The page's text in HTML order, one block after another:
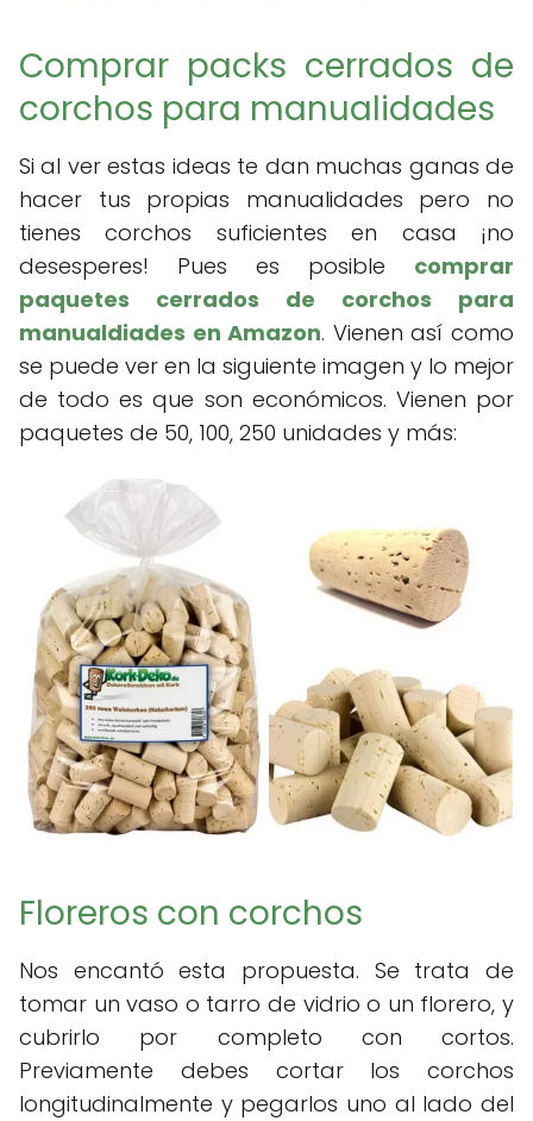
Comprar packs cerrados de
corchos para manualidades
Si al ver estas ideas te dan muchas ganas de
hacer tus propias manualidades pero no
tienes corchos suficientes en casa ¡no
desesperes! Pues es posible comprar
paquetes cerrados de corchos para
manualdiades en Amazon. Vienen así como
se puede ver en la siguiente imagen y lo mejor
de todo es que son económicos. Vienen por
paquetes de 50, 100, 250 unidades y más:
Floreros con corchos
Nos encantó esta propuesta. Se trata de
tomar un vaso o tarro de vidrio o un florero, y
cubrirlo por completo con cortos.
Previamente debes cortar los corchos
longitudinalmente y pegarlos uno al lado del